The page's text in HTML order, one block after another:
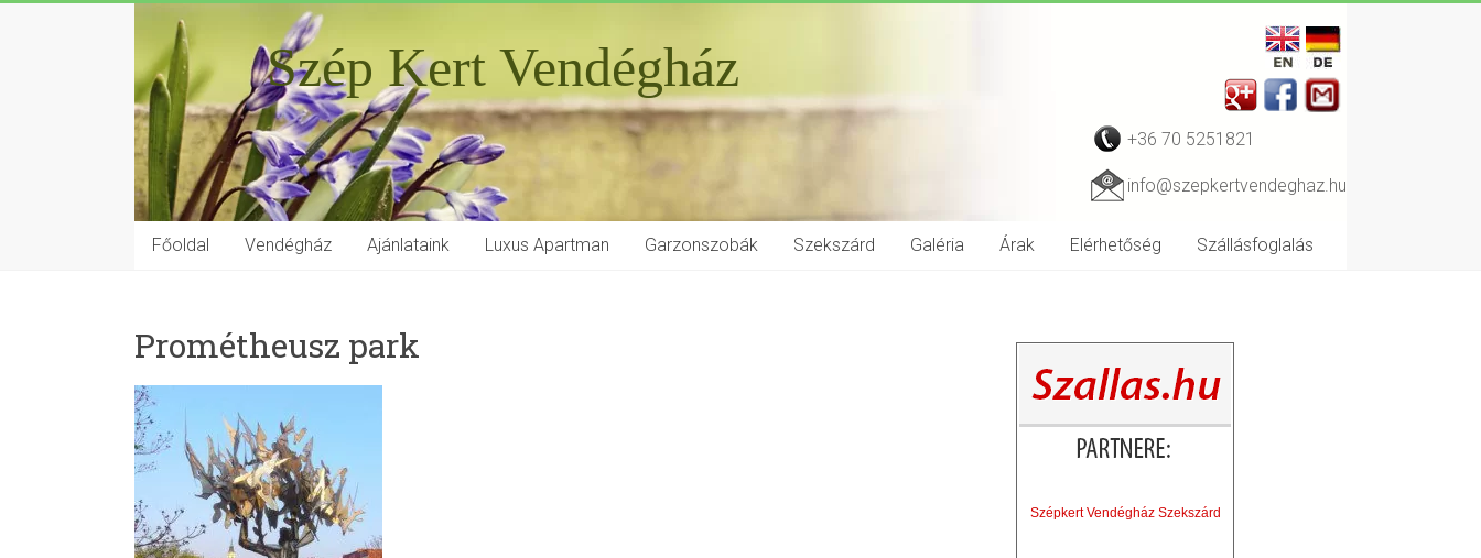
Szép Kert Vendégház
+36 70 5251821
info@szepkertvendeghaz.hu
Főoldal Vendégház Ajánlataink Luxus Apartman Garzonszobák Szekszárd Galéria Árak Elérhetőség Szállásfoglalás
Prométheusz park
Szépkert Vendégház Szekszárd